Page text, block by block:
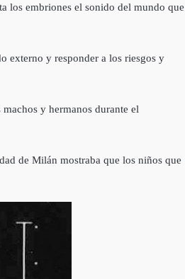
los embriones el sonido del mundo que
externo y responder a los riesgos y
y hermanos durante el
de Milán mostraba que los niños que